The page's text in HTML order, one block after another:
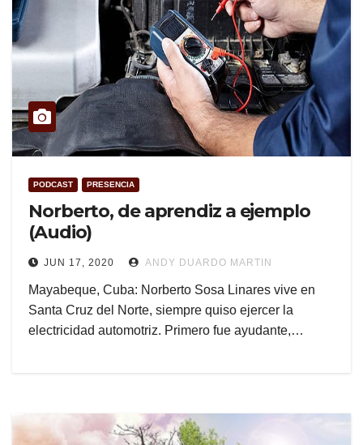
PODCAST PRESENCIA
Norberto, de aprendiz a ejemplo
(Audio)
JUN 17, 2020 ANDY DUARDO MARTIN
Mayabeque, Cuba: Norberto Sosa Linares vive en
Santa Cruz del Norte, siempre quiso ejercer la
electricidad automotriz. Primero fue ayudante,…